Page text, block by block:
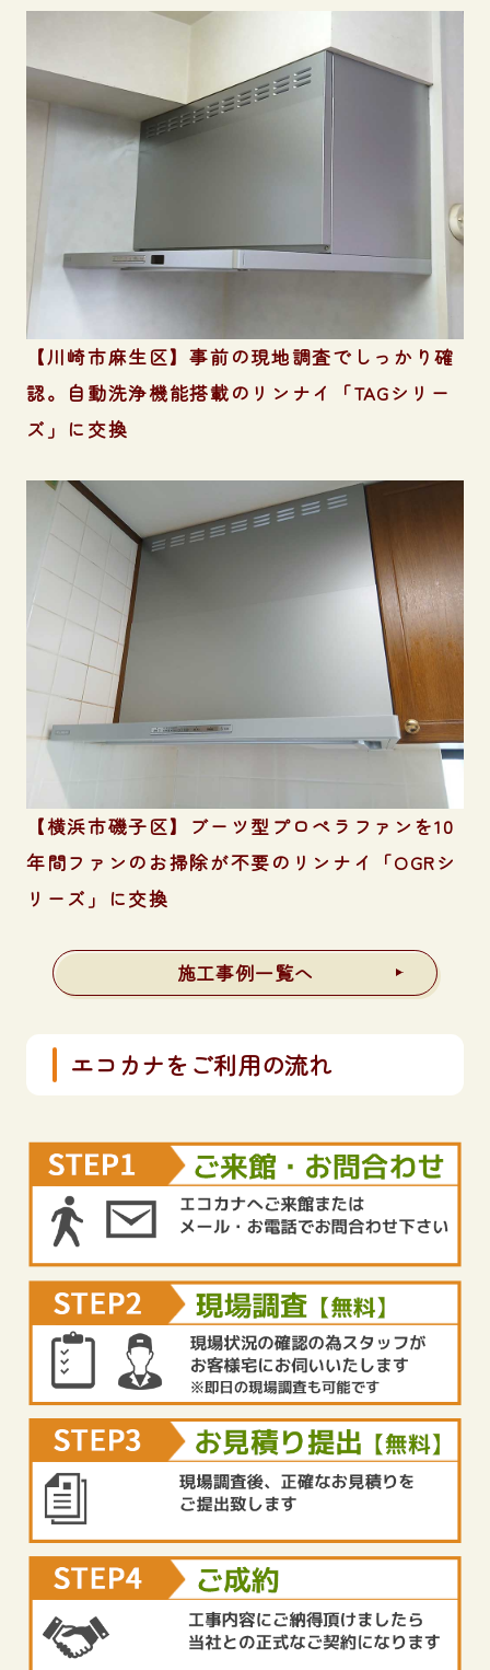
【川崎市麻生区】事前の現地調査でしっかり確
認。自動洗浄機能搭載のリンナイ「TAGシリー
ズ」に交換
【横浜市磯子区】ブーツ型プロペラファンを10
年間ファンのお掃除が不要のリンナイ「OGRシ
リーズ」に交換
施工事例一覧へ
エコカナをご利用の流れ